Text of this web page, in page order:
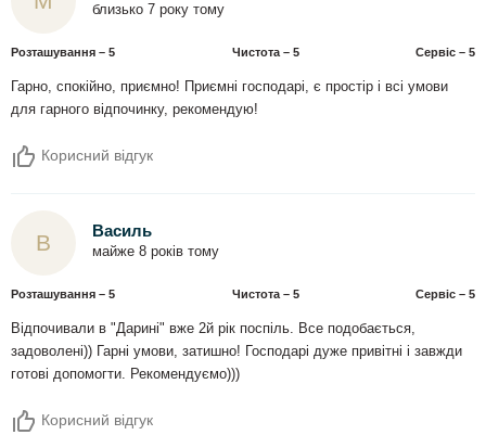
близько 7 року тому
Розташування – 5 Чистота – 5 Сервіс – 5
Гарно, спокійно, приємно! Приємні господарі, є простір і всі умови
для гарного відпочинку, рекомендую!
Корисний відгук
В Василь
майже 8 років тому
Розташування – 5 Чистота – 5 Сервіс – 5
Відпочивали в "Дарині" вже 2й рік поспіль. Все подобається,
задоволені)) Гарні умови, затишно! Господарі дуже привітні і завжди
готові допомогти. Рекомендуємо)))
Корисний відгук